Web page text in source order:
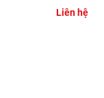
Liên hệ